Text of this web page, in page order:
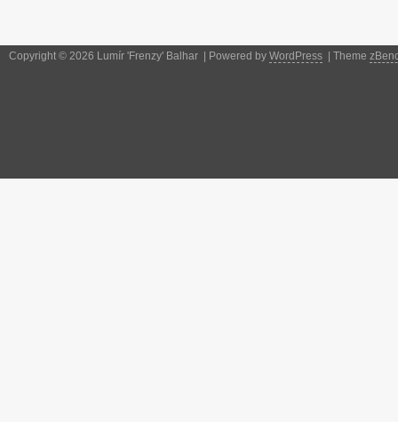
Copyright © 2026 Lumír 'Frenzy' Balhar | Powered by WordPress | Theme